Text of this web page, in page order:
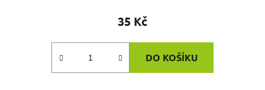
35 Kč
DO KOŠÍKU